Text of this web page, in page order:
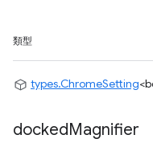
類型
types.ChromeSetting
dockedMagnifier